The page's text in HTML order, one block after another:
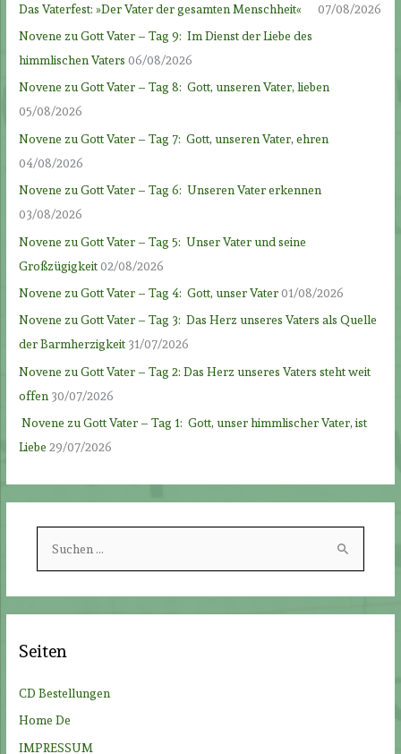
Das Vaterfest: »Der Vater der gesamten Menschheit«
07/08/2026
Novene zu Gott Vater – Tag 9: Im Dienst der Liebe des
himmlischen Vaters 06/08/2026
Novene zu Gott Vater – Tag 8: Gott, unseren Vater, lieben
05/08/2026
Novene zu Gott Vater – Tag 7: Gott, unseren Vater, ehren
04/08/2026
Novene zu Gott Vater – Tag 6: Unseren Vater erkennen
03/08/2026
Novene zu Gott Vater – Tag 5: Unser Vater und seine
Großzügigkeit02/08/2026
Novene zu Gott Vater – Tag 4: Gott, unser Vater01/08/2026
Novene zu Gott Vater – Tag 3: Das Herz unseres Vaters als Quelle
der Barmherzigkeit 31/07/2026
Novene zu Gott Vater – Tag 2: Das Herz unseres Vaters steht weit
offen 30/07/2026
Novene zu Gott Vater – Tag 1: Gott, unser himmlischer Vater, ist
Liebe 29/07/2026
h
n
Seiten
CD Bestellungen
Home De
IMPRESSUM